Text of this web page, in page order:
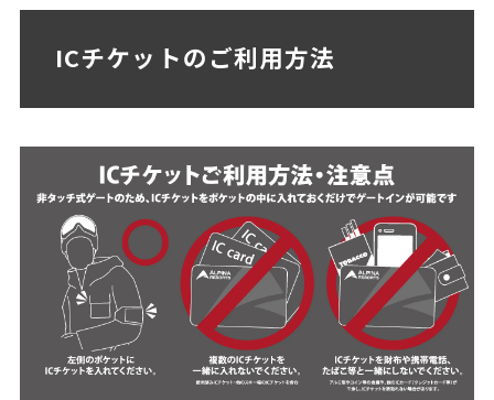
ICチケットのご利用方法